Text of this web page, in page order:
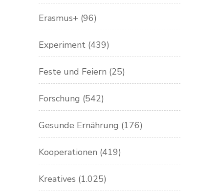
Erasmus+ (96)
Experiment (439)
Feste und Feiern (25)
Forschung (542)
Gesunde Ernährung (176)
Kooperationen (419)
Kreatives (1.025)